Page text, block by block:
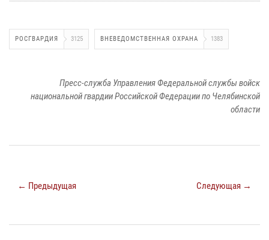
РОСГВАРДИЯ 3125 ВНЕВЕДОМСТВЕННАЯ ОХРАНА 1383
Пресс-служба Управления Федеральной службы войск
национальной гвардии Российской Федерации по Челябинской
области
← Предыдущая Следующая →